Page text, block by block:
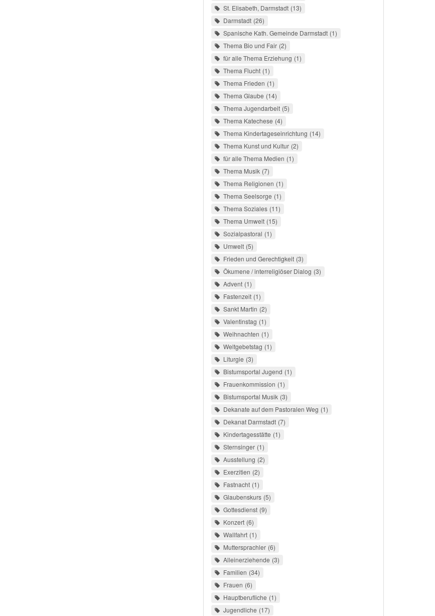
St. Elisabeth, Darmstadt 13
Darmstadt 26
Spanische Kath. Gemeinde Darmstadt 1
Thema Bio und Fair 2
für alle Thema Erziehung 1
Thema Flucht 1
Thema Frieden 1
Thema Glaube 14
Thema Jugendarbeit 5
Thema Katechese 4
Thema Kindertageseinrichtung 14
Thema Kunst und Kultur 2
für alle Thema Medien 1
Thema Musik 7
Thema Religionen 1
Thema Seelsorge 1
Thema Soziales 11
Thema Umwelt 15
Sozialpastoral 1
Umwelt 5
Frieden und Gerechtigkeit 3
Ökumene / interreligiöser Dialog 3
Advent 1
Fastenzeit 1
Sankt Martin 2
Valentinstag 1
Weihnachten 1
Weltgebetstag 1
Liturgie 3
Bistumsportal Jugend 1
Frauenkommission 1
Bistumsportal Musik 3
Dekanate auf dem Pastoralen Weg 1
Dekanat Darmstadt 7
Kindertagesstätte 1
Sternsinger 1
Ausstellung 2
Exerzitien 2
Fastnacht 1
Glaubenskurs 5
Gottesdienst 9
Konzert 6
Wallfahrt 1
Muttersprachler 6
Alleinerziehende 3
Familien 34
Frauen 6
Hauptberufliche 1
Jugendliche 17